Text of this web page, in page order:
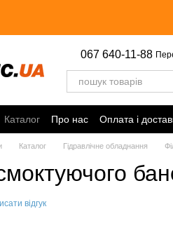
067 640-11-88
Каталог Про нас Оплата і
Каталог Гідравлічне обладнання
відгук